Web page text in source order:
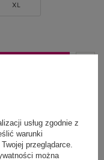
XL
usług zgodnie z
warunki
przeglądarce.
można